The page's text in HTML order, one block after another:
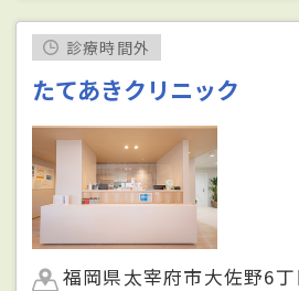
診療時間外
たてあきクリニック
福岡県太宰府市大佐野6